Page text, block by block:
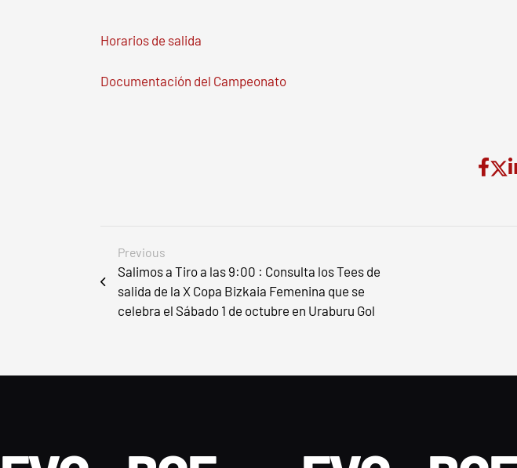
Horarios de salida
Documentación del Campeonato
Previous
Salimos a Tiro a las 9:00 : Consulta los Tees de
salida de la X Copa Bizkaia Femenina que se
celebra el Sábado 1 de octubre en Uraburu Gol